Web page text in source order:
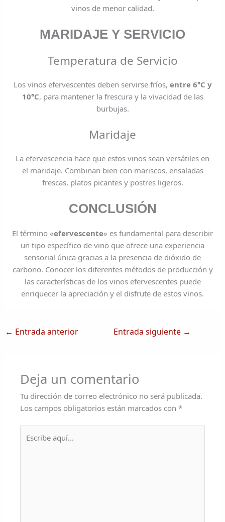
vinos de menor calidad.
MARIDAJE Y SERVICIO
Temperatura de Servicio
Los vinos efervescentes deben servirse fríos, entre 6°C y
10°C, para mantener la frescura y la vivacidad de las
burbujas.
Maridaje
La efervescencia hace que estos vinos sean versátiles en
el maridaje. Combinan bien con mariscos, ensaladas
frescas, platos picantes y postres ligeros.
CONCLUSIÓN
El término «efervescente» es fundamental para describir
un tipo específico de vino que ofrece una experiencia
sensorial única gracias a la presencia de dióxido de
carbono. Conocer los diferentes métodos de producción y
las características de los vinos efervescentes puede
enriquecer la apreciación y el disfrute de estos vinos.
← Entrada anterior Entrada siguiente →
Deja un comentario
Tu dirección de correo electrónico no será publicada.
Los campos obligatorios están marcados con*
aquí...